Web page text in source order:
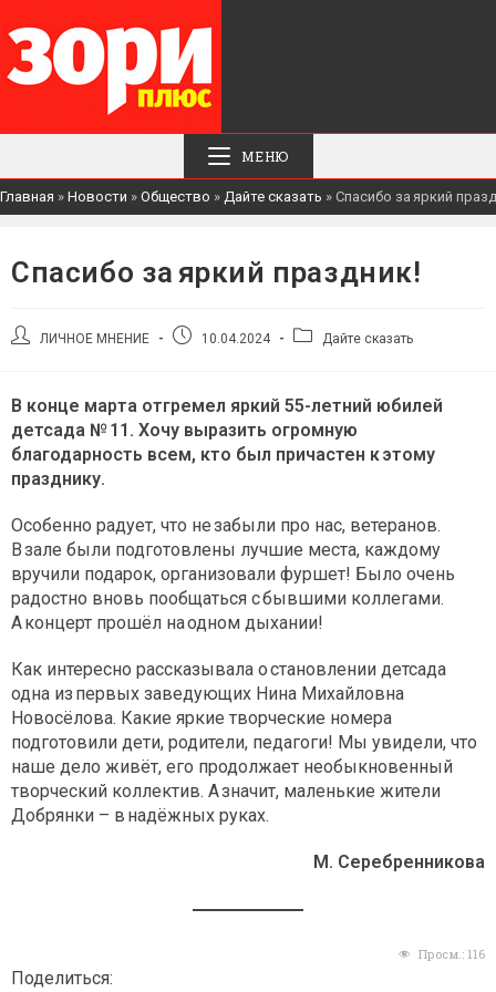
МЕНЮ
Главная » Новости » Общество » Дайте сказать » Спасибо за яркий
Спасибо за яркий праздник!
АвторЛИЧНОЕ МНЕНИЕ
Запись10.04.2024
РубрикаДайте сказать
В конце марта отгремел яркий 55-летний юбилей
детсада № 11. Хочу выразить огромную
благодарность всем, кто был причастен к этому
празднику.
Особенно радует, что не забыли про нас, ветеранов.
В зале были подготовлены лучшие места, каждому
вручили подарок, организовали фуршет! Было очень
радостно вновь пообщаться с бывшими коллегами.
А концерт прошёл на одном дыхании!
Как интересно рассказывала о становлении детсада
одна из первых заведующих Нина Михайловна
Новосёлова. Какие яркие творческие номера
подготовили дети, родители, педагоги! Мы увидели, что
наше дело живёт, его продолжает необыкновенный
творческий коллектив. А значит, маленькие жители
Добрянки – в надёжных руках.
М. Серебренникова
Просм.: 116
Поделиться: